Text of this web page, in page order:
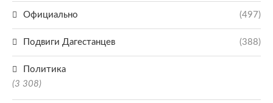
Официально (497)
Подвиги Дагестанцев (388)
Политика
(3 308)